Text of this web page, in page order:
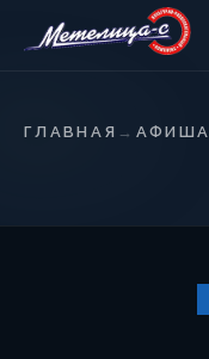
ГЛАВНАЯ → АФИША